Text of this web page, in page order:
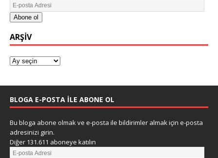
Abone ol
ARŞIV
BLOGA E-POSTA ILE ABONE OL
Bu bloga abone olmak ve e-posta ile bildirimler almak için e-posta
adresinizi girin.
Diğer 131.611 aboneye katılın